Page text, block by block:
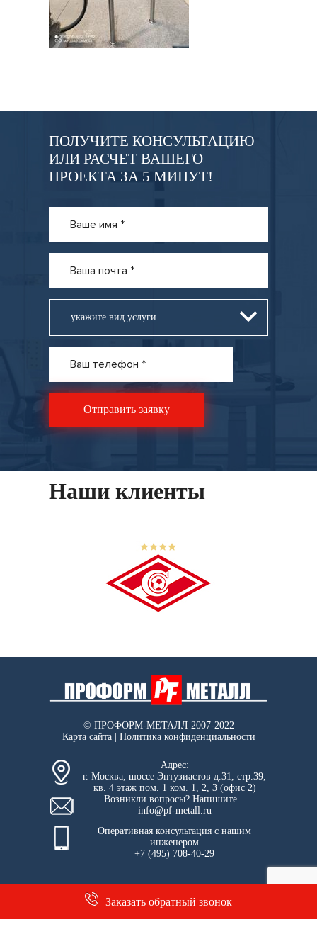
ПОЛУЧИТЕ КОНСУЛЬТАЦИЮ
ИЛИ РАСЧЕТ ВАШЕГО
ПРОЕКТА ЗА 5 МИНУТ!
укажите вид услуги
Наши клиенты
© ПРОФОРМ-МЕТАЛЛ 2007-2022
Карта сайта| Политика конфиденциальности
Адрес:
г. Москва, шоссе Энтузиастов д.31, стр.39,
кв. 4 этаж пом. 1 ком. 1, 2, 3 (офис 2)
Возникли вопросы? Напишите...
info@pf-metall.ru
Оперативная консультация с нашим
инженером
+7 (495) 708-40-29
Заказать обратный звонок